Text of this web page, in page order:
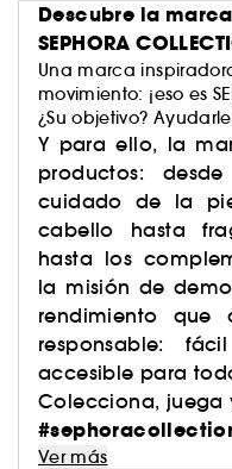
Descubre la marca
SEPHORA
Una marca
movimiento: ¡eso es
¿Su objetivo?
Y para ello, la
productos:
cuidado de la
cabello hasta
hasta los
la misión de
rendimiento que
responsable:
accesible para
Colecciona, juega
Ver más